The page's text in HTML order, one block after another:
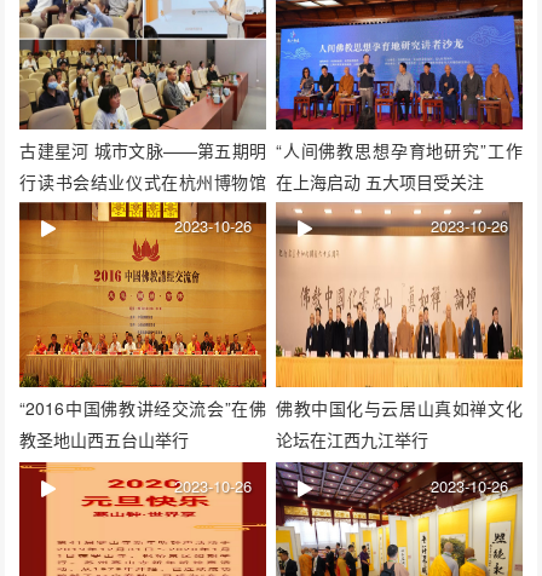
古建星河 城市文脉——第五期明
行读书会结业仪式在杭州博物馆
举行
“人间佛教思想孕育地研究”工作
在上海启动 五大项目受关注
“2016中国佛教讲经交流会”在佛
教圣地山西五台山举行
2023-10-26
佛教中国化与云居山真如禅文化
论坛在江西九江举行
2023-10-26
2023-10-26 2023-10-26